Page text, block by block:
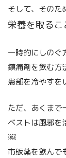
そして、そのた
栄養を取るこ
一時的にしのぐ
鎮痛剤を飲む方
患部を冷やすを
ただ、あくまで
ベストは風邪を
￼
市販薬を飲んで